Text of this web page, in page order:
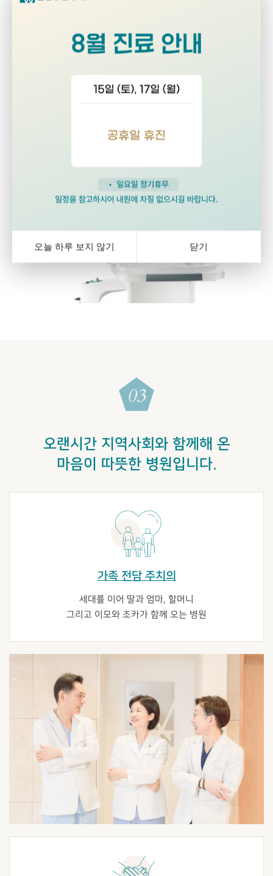
전문 장비와 시설 보기
오랜시간 지역사회와 함께해 온
마음이 따뜻한 병원입니다.
가족 전담 주치의
세대를 이어 딸과 엄마, 할머니
그리고 이모와 조카가 함께 오는 병원
오늘 하루 보지 않기 닫기